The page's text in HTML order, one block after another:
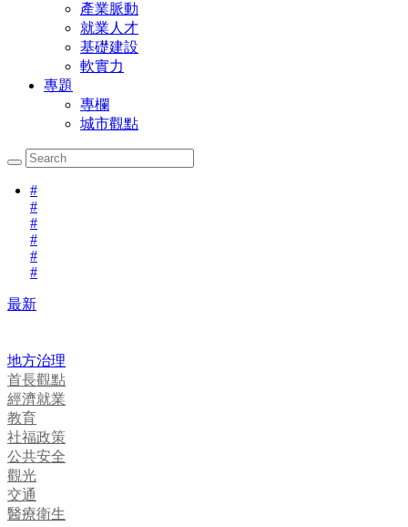
產業脈動
就業人才
基礎建設
軟實力
專題
專欄
城市觀點
#
#
#
#
#
#
最新
地方治理
首長觀點
經濟就業
教育
社福政策
公共安全
觀光
交通
醫療衛生